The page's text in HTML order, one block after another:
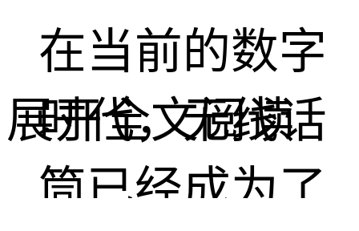
在当前的数字
时代，无线话
筒已经成为了
展开全文阅读